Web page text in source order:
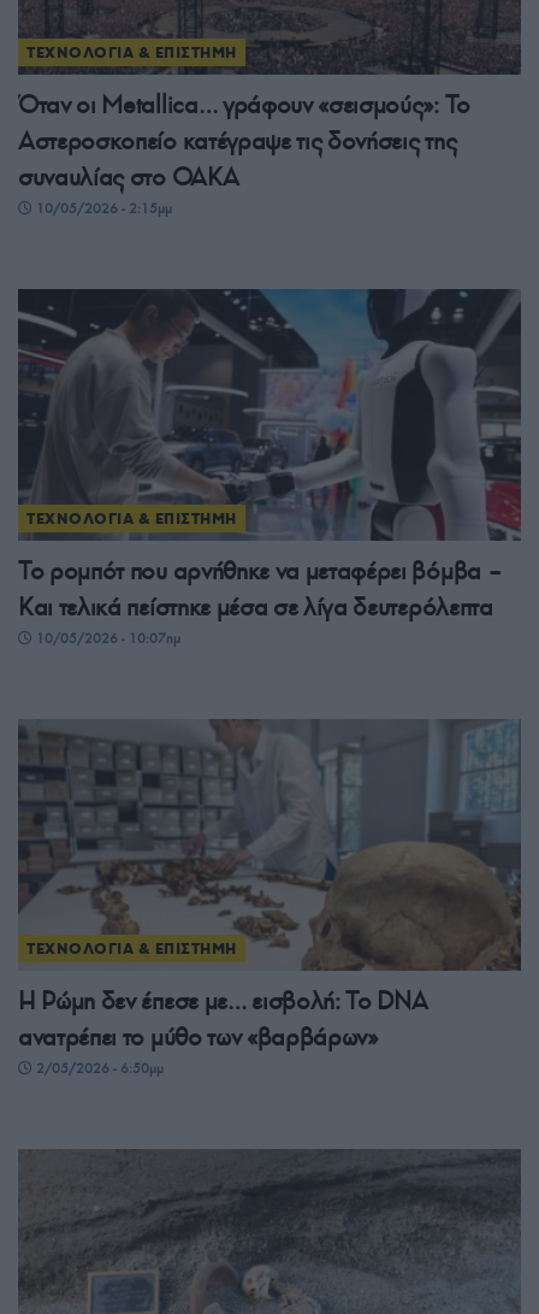
ΤΕΧΝΟΛΟΓΙΑ & ΕΠΙΣΤΗΜΗ
Όταν οι Metallica… γράφουν «σεισμούς»: Το
Αστεροσκοπείο κατέγραψε τις δονήσεις της
συναυλίας στο ΟΑΚΑ
10/05/2026 - 2:15μμ
ΤΕΧΝΟΛΟΓΙΑ & ΕΠΙΣΤΗΜΗ
Το ρομπότ που αρνήθηκε να μεταφέρει βόμβα –
Και τελικά πείστηκε μέσα σε λίγα δευτερόλεπτα
10/05/2026 - 10:07πμ
ΤΕΧΝΟΛΟΓΙΑ & ΕΠΙΣΤΗΜΗ
Η Ρώμη δεν έπεσε με… εισβολή: Το DNA
ανατρέπει το μύθο των «βαρβάρων»
2/05/2026 - 6:50μμ